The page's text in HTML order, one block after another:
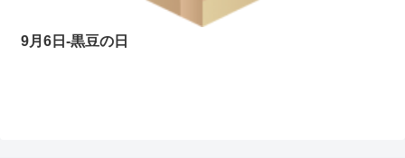
9月6日-黒豆の日